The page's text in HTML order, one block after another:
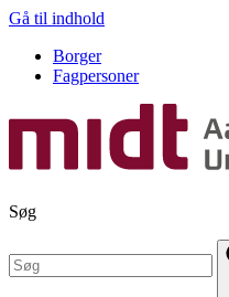
Gå til indhold
Borger
Fagpersoner
Søg